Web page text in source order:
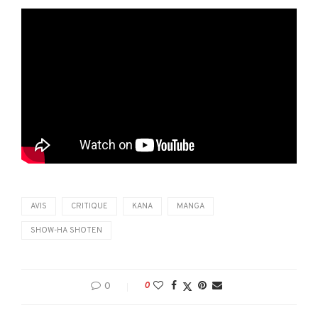
AVIS CRITIQUE KANA MANGA
SHOW-HA SHOTEN
0 0